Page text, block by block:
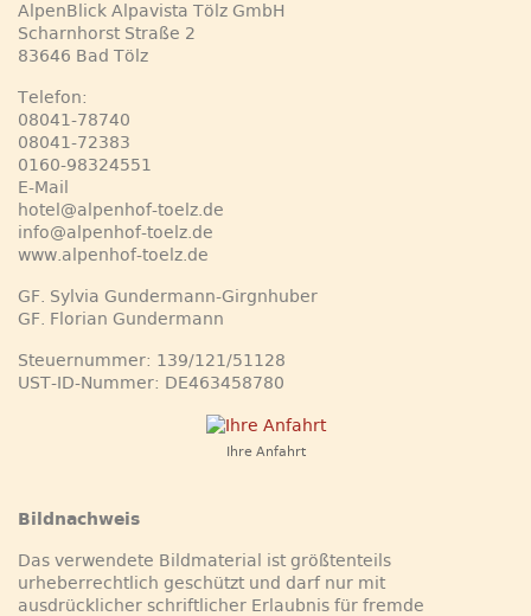
AlpenBlick Alpavista Tölz GmbH
Scharnhorst Straße 2
83646 Bad Tölz
Telefon:
08041-78740
08041-72383
0160-98324551
E-Mail
hotel@alpenhof-toelz.de
info@alpenhof-toelz.de
www.alpenhof-toelz.de
GF. Sylvia Gundermann-Girgnhuber
GF. Florian Gundermann
Steuernummer: 139/121/51128
UST-ID-Nummer: DE463458780
Ihre Anfahrt
Bildnachweis
Das verwendete Bildmaterial ist größtenteils
urheberrechtlich geschützt und darf nur mit
ausdrücklicher schriftlicher Erlaubnis für fremde